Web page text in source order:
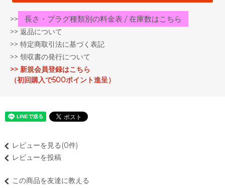
>> 長さ・プラグ種類別の料金表 / 在庫数はこちら
>> 返品について
>> 特定商取引法に基づく表記
>> 領収書の発行について
>> 新規会員登録はこちら
（初回購入で500ポイント進呈）
レビューを見る(0件)
レビューを投稿
この商品を友達に教える